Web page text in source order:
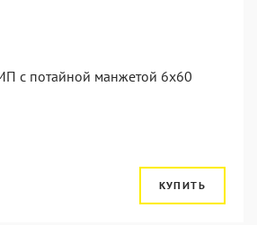
с потайной манжетой 6x60
КУПИТЬ